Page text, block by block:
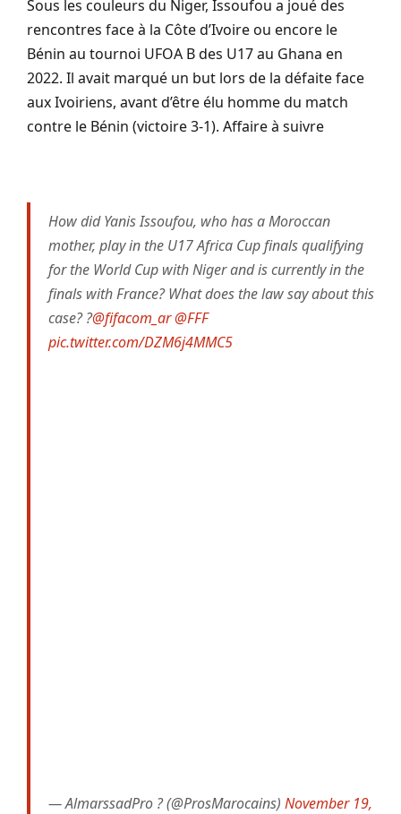
Sous les couleurs du Niger, Issoufou a joué des
rencontres face à la Côte d’Ivoire ou encore le
Bénin au tournoi UFOA B des U17 au Ghana en
2022. Il avait marqué un but lors de la défaite face
aux Ivoiriens, avant d’être élu homme du match
contre le Bénin (victoire 3-1). Affaire à suivre
How did Yanis Issoufou, who has a Moroccan
mother, play in the U17 Africa Cup finals qualifying
for the World Cup with Niger and is currently in the
finals with France? What does the law say about this
case? ?@fifacom_ar@FFF
pic.twitter.com/DZM6j4MMC5
— AlmarssadPro ? (@ProsMarocains) November 19,